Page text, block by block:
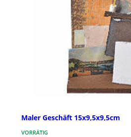
Maler Geschäft 15x9,5x9,5cm
VORRÄTIG